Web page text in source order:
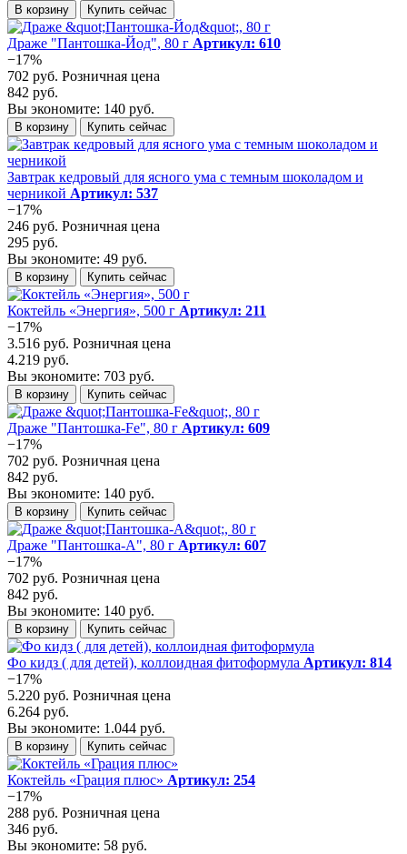
В корзину Купить сейчас
Драже "Пантошка-Йод", 80 г Артикул: 610
−17%
702 руб. Розничная цена
842 руб.
Вы экономите: 140 руб.
В корзину Купить сейчас
Завтрак кедровый для ясного ума с темным шоколадом и
черникой Артикул: 537
−17%
246 руб. Розничная цена
295 руб.
Вы экономите: 49 руб.
В корзину Купить сейчас
Коктейль «Энергия», 500 г Артикул: 211
−17%
3.516 руб. Розничная цена
4.219 руб.
Вы экономите: 703 руб.
В корзину Купить сейчас
Драже "Пантошка-Fe", 80 г Артикул: 609
−17%
702 руб. Розничная цена
842 руб.
Вы экономите: 140 руб.
В корзину Купить сейчас
Драже "Пантошка-A", 80 г Артикул: 607
−17%
702 руб. Розничная цена
842 руб.
Вы экономите: 140 руб.
В корзину Купить сейчас
Фо кидз ( для детей), коллоидная фитоформула Артикул: 814
−17%
5.220 руб. Розничная цена
6.264 руб.
Вы экономите: 1.044 руб.
В корзину Купить сейчас
Коктейль «Грация плюс» Артикул: 254
−17%
288 руб. Розничная цена
346 руб.
Вы экономите: 58 руб.